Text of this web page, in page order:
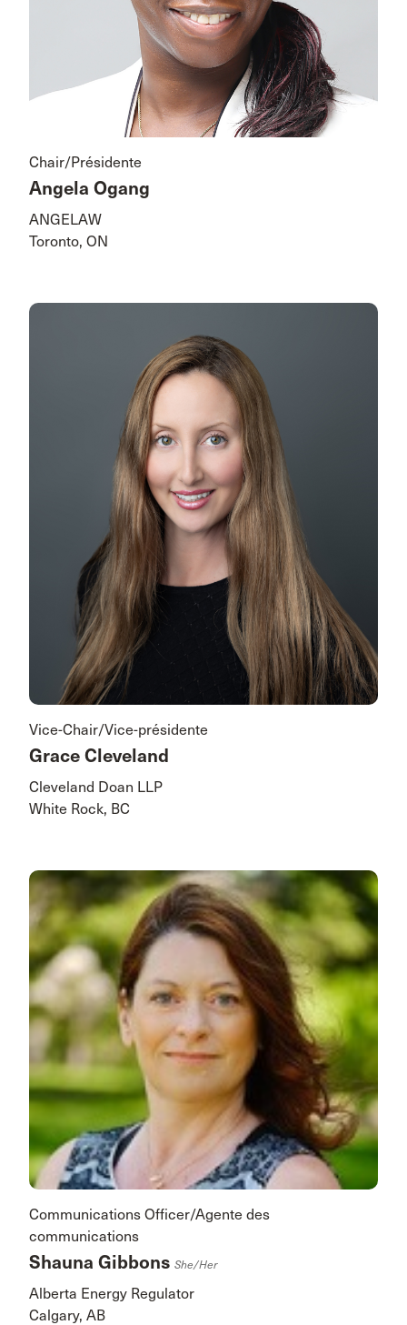
Chair/Présidente
Angela Ogang
ANGELAW
Toronto, ON
Vice-Chair/Vice-présidente
Grace Cleveland
Cleveland Doan LLP
White Rock, BC
Communications Officer/Agente des
communications
Shauna Gibbons She/her
Alberta Energy Regulator
Calgary, AB